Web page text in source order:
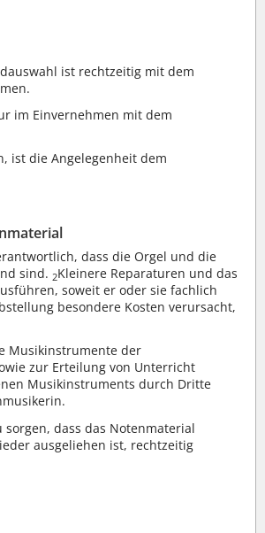
ist rechtzeitig mit dem
im Einvernehmen mit dem
ist die Angelegenheit dem
dass die Orgel und die
sind. 2Kleinere Reparaturen und das
soweit er oder sie fachlich
besondere Kosten verursacht,
Musikinstrumente der
zur Erteilung von Unterricht
Musikinstruments durch Dritte
dass das Notenmaterial
ausgeliehen ist, rechtzeitig